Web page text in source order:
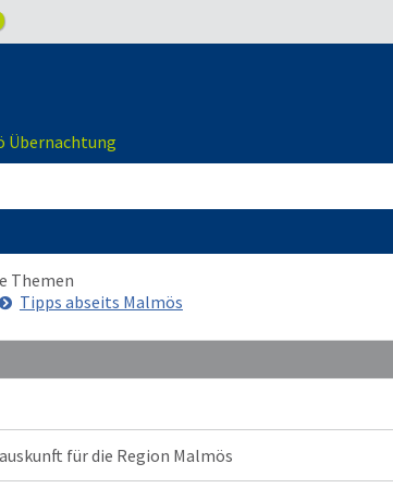
Übernachtung
Themen
Tipps abseits Malmös
für die Region Malmös